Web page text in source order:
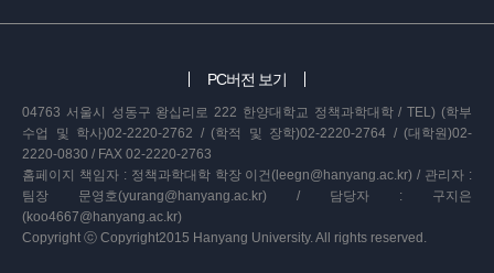
PC버전 보기
04763 서울시 성동구 왕십리로 222 한양대학교 정책과학대학 / TEL) (학부
수업 및 학사)02-2220-2762 / (학적 및 장학)02-2220-2764 / (대학원)02-
2220-0830 / FAX 02-2220-2763
홈페이지 책임자 : 정책과학대학 학장 이건(leegn@hanyang.ac.kr) / 관리자 :
팀장 문영호(yurang@hanyang.ac.kr) / 담당자 : 구지은
(koo4667@hanyang.ac.kr)
Copyright ⓒ Copyright2015 Hanyang University. All rights reserved.